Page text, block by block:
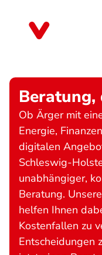
Ob Ärger mit
Energie,
digitalen
Schleswig-
unabhängiger,
Beratung.
helfen Ihnen
Kostenfallen zu
Entscheidungen